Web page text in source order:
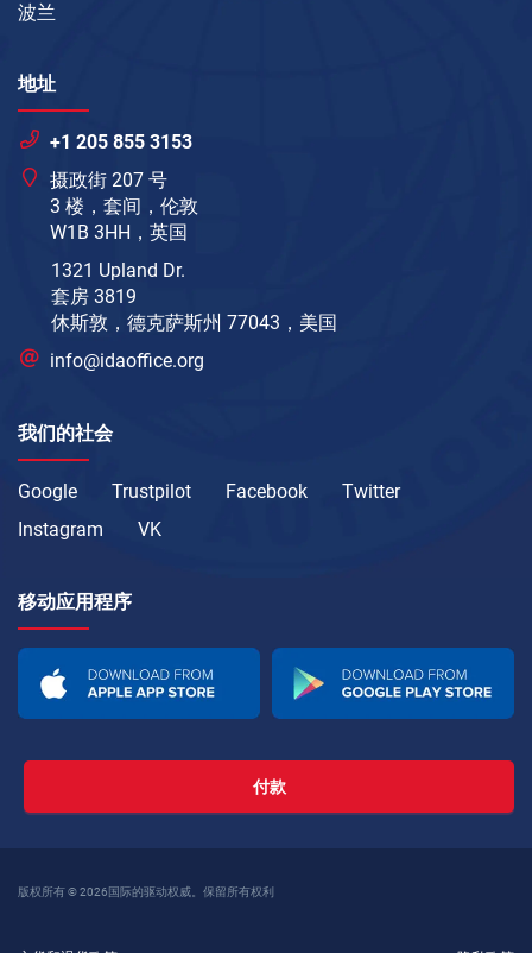
波兰
地址
+1 205 855 3153
摄政街 207 号
3 楼，套间，伦敦
W1B 3HH，英国
1321 Upland Dr.
套房 3819
休斯敦，德克萨斯州 77043，美国
info@idaoffice.org
我们的社会
Google Trustpilot Facebook
Twitter
Instagram
VK
移动应用程序
付款
版权所有 © 2026国际的驱动权威。保留所有权利